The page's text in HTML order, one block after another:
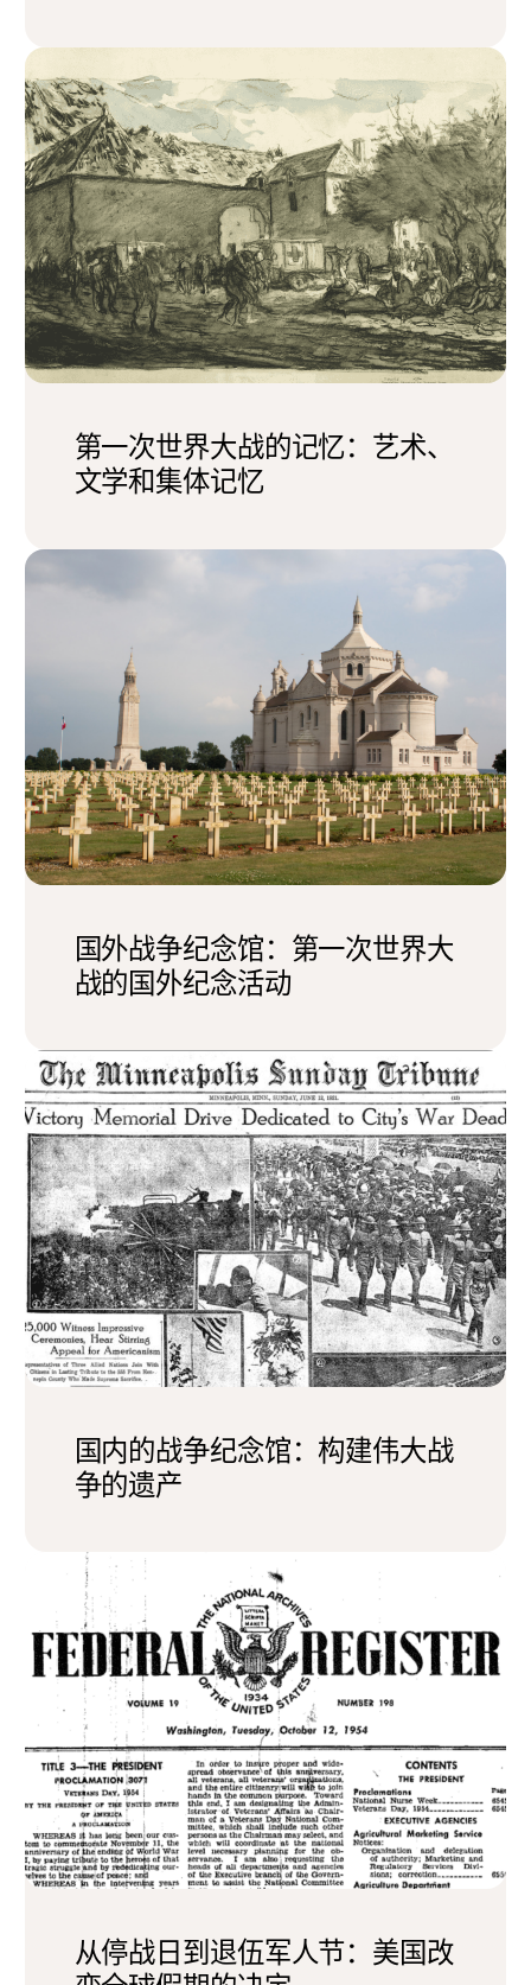
第一次世界大战的记忆：艺术、
文学和集体记忆
国外战争纪念馆：第一次世界大
战的国外纪念活动
国内的战争纪念馆：构建伟大战
争的遗产
从停战日到退伍军人节：美国改